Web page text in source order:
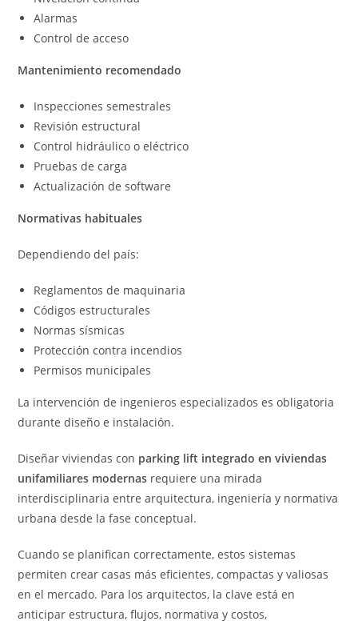
Alarmas
Control de acceso
Mantenimiento recomendado
Inspecciones semestrales
Revisión estructural
Control hidráulico o eléctrico
Pruebas de carga
Actualización de software
Normativas habituales
Dependiendo del país:
Reglamentos de maquinaria
Códigos estructurales
Normas sísmicas
Protección contra incendios
Permisos municipales
La intervención de ingenieros especializados es obligatoria
durante diseño e instalación.
Diseñar viviendas con parking lift integrado en viviendas
unifamiliares modernas requiere una mirada
interdisciplinaria entre arquitectura, ingeniería y normativa
urbana desde la fase conceptual.
Cuando se planifican correctamente, estos sistemas
permiten crear casas más eficientes, compactas y valiosas
en el mercado. Para los arquitectos, la clave está en
anticipar estructura, flujos, normativa y costos,